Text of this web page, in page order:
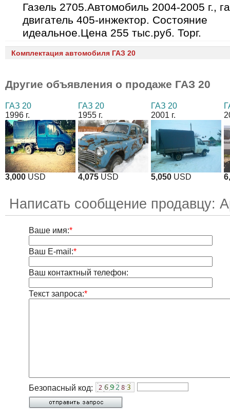
Газель 2705.Автомобиль 2004-2005 г.,
двигатель 405-инжектор. Состояние
идеальное.Цена 255 тыс.руб. Торг.
Комплектация автомобиля ГАЗ 20
Другие объявления о продаже ГАЗ 20
ГАЗ 20
1996 г.
3,000 USD
ГАЗ 20
1955 г.
4,075 USD
ГАЗ 20
2001 г.
5,050 USD
Написать сообщение продавцу:
Ваше имя:*
Ваш E-mail:*
Ваш контактный телефон:
Текст запроса:*
Безопасный код: